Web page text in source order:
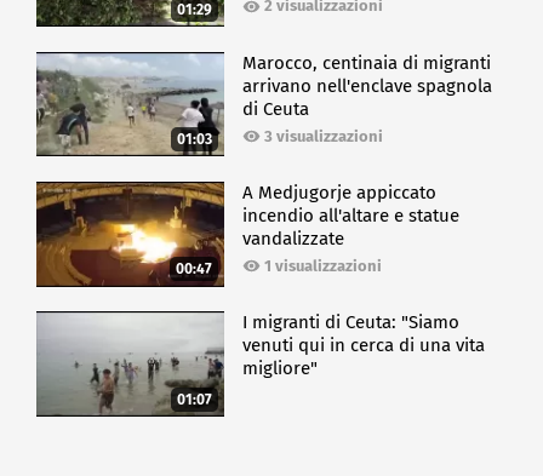
01:29 2 visualizzazioni
01:03
Marocco, centinaia di migranti
arrivano nell'enclave spagnola
di Ceuta
3 visualizzazioni
00:47
A Medjugorje appiccato
incendio all'altare e statue
vandalizzate
1 visualizzazioni
01:07
I migranti di Ceuta: "Siamo
venuti qui in cerca di una vita
migliore"